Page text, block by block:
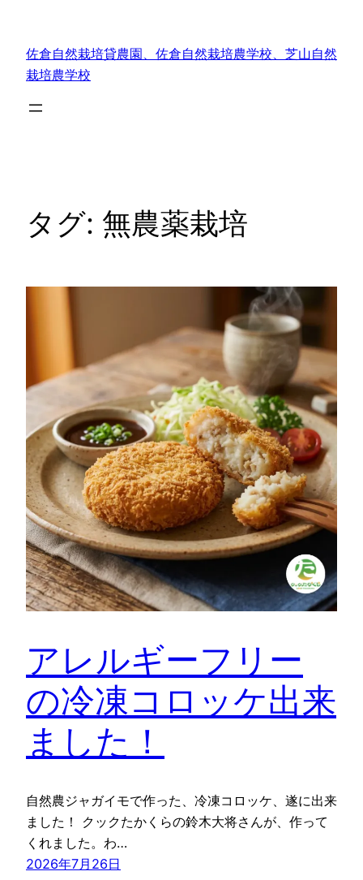
佐倉自然栽培貸農園、佐倉自然栽培農学校、芝山自然
栽培農学校
タグ: 無農薬栽培
アレルギーフリー
の冷凍コロッケ出来
ました！
自然農ジャガイモで作った、冷凍コロッケ、遂に出来
ました！ クックたかくらの鈴木大将さんが、作って
くれました。わ…
2026年7月26日